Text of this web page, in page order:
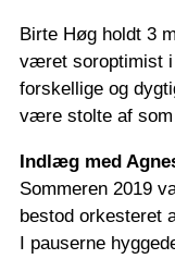
Birte Høg holdt 3
været soroptimist i
forskellige og
være stolte af
Indlæg med
Sommeren 2019
bestod orkesteret
I pauserne